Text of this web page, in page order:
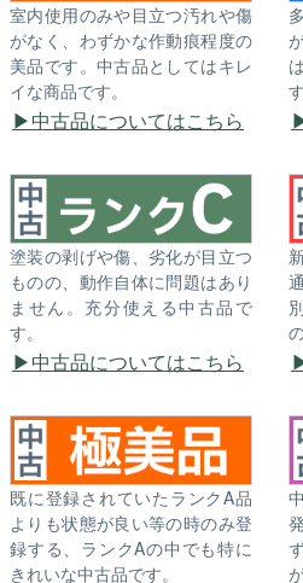
室内使用のみや目立つ汚れや傷
がなく、わずかな作動痕程度の
美品です。中古品としてはキレ
イな商品です。
中古品についてはこちら
塗装の剥げや傷、劣化が目立つ
ものの、動作自体に問題はあり
ません。充分使える中古品で
す。
中古品についてはこちら
既に登録されていたランクA品
よりも状態が良い等の時のみ登
録する、ランクAの中でも特に
きれいな中古品です。